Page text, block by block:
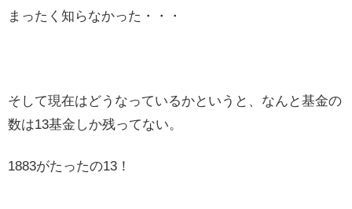
まったく知らなかった・・・
そして現在はどうなっているかというと、なんと基金の
数は13基金しか残ってない。
1883がたったの13！